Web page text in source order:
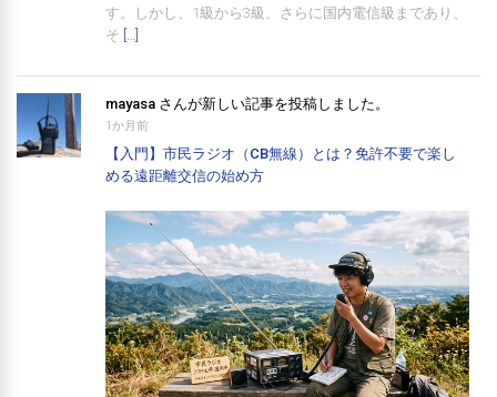
す。しかし、1級から3級、さらに国内電信級まであり、
そ
mayasa さんが新しい記事を投稿しました。
1か月前
【入門】市民ラジオ（CB無線）とは？免許不要で楽し
める遠距離交信の始め方